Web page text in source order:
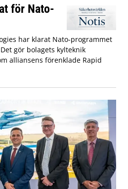
för Nato-
har klarat Nato-programmet
gör bolagets kylteknik
alliansens förenklade Rapid